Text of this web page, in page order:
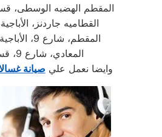
المقطم الهضبه الوسطى،
القطاميه جاردنز،
المقطم، شارع 9، الأباجية، قسم المقطم
المعادي، شارع 9، قسم المقطم
وايضا نعمل علي صيانة